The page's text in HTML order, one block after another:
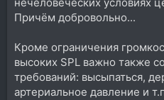
Причём добровольно...
Кроме ограничения
высоких SPL важно также
требований: высыпаться,
артериальное давление и